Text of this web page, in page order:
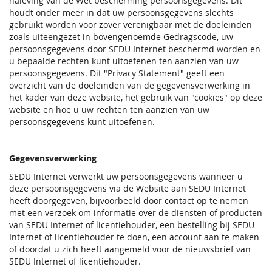
houdt onder meer in dat uw persoonsgegevens slechts
gebruikt worden voor zover verenigbaar met de doeleinden
zoals uiteengezet in bovengenoemde Gedragscode, uw
persoonsgegevens door SEDU Internet beschermd worden en
u bepaalde rechten kunt uitoefenen ten aanzien van uw
persoonsgegevens. Dit "Privacy Statement" geeft een
overzicht van de doeleinden van de gegevensverwerking in
het kader van deze website, het gebruik van "cookies" op deze
website en hoe u uw rechten ten aanzien van uw
persoonsgegevens kunt uitoefenen.
Gegevensverwerking
SEDU Internet verwerkt uw persoonsgegevens wanneer u
deze persoonsgegevens via de Website aan SEDU Internet
heeft doorgegeven, bijvoorbeeld door contact op te nemen
met een verzoek om informatie over de diensten of producten
van SEDU Internet of licentiehouder, een bestelling bij SEDU
Internet of licentiehouder te doen, een account aan te maken
of doordat u zich heeft aangemeld voor de nieuwsbrief van
SEDU Internet of licentiehouder.